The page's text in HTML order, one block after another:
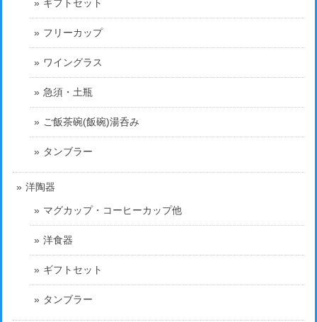
ギフトセット
フリーカップ
ワイングラス
急須・土瓶
ご飯茶碗(飯碗)湯呑み
タンブラー
洋陶器
マグカップ・コーヒーカップ他
洋食器
ギフトセット
タンブラー